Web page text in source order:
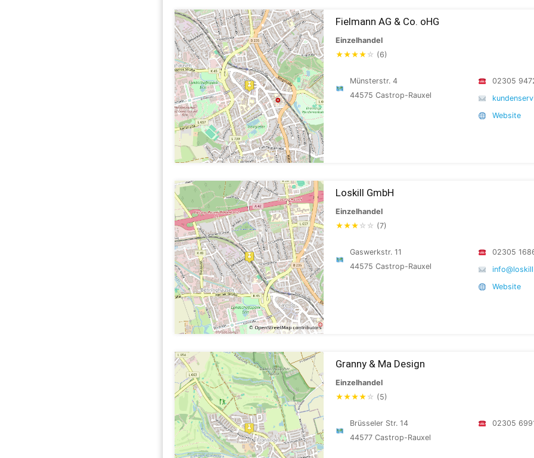
Fielmann AG & Co. oHG
Einzelhandel
★★★★ ☆ (6)
Münsterstr. 4
44575 Castrop-Rauxel
02305
Website
Loskill GmbH
Einzelhandel
★★★ ☆ ☆ (7)
Gaswerkstr. 11
44575 Castrop-Rauxel
02305
Website
Granny & Ma Design
Einzelhandel
★★★★ ☆ (5)
Brüsseler Str. 14
44577 Castrop-Rauxel
02305